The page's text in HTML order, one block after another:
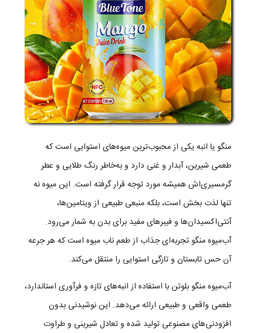
منگو یا انبه یکی از محبوب‌ترین میوه‌های استوایی است که
طعمی شیرین، آبدار و غنی دارد و به‌خاطر رنگ طلایی و عطر
گرمسیری‌اش همیشه مورد توجه قرار گرفته است. این میوه نه
تنها لذت بخش است، بلکه منبعی طبیعی از ویتامین‌ها،
آنتی‌اکسیدان‌ها و فیبرهای مفید برای بدن به شمار می‌رود.
آب‌میوه منگو تجربه‌ای جذاب از طعم ناب میوه است که هر جرعه
آن حس تابستان و تازگی استوایی را منتقل می‌کند.
آب‌میوه منگو بلوتن با استفاده از انبه‌های تازه و فرآوری استاندارد،
طعمی واقعی و طبیعی ارائه می‌دهد. این نوشیدنی بدون
افزودنی‌های مصنوعی تولید شده و تعادل شیرینی و طراوت